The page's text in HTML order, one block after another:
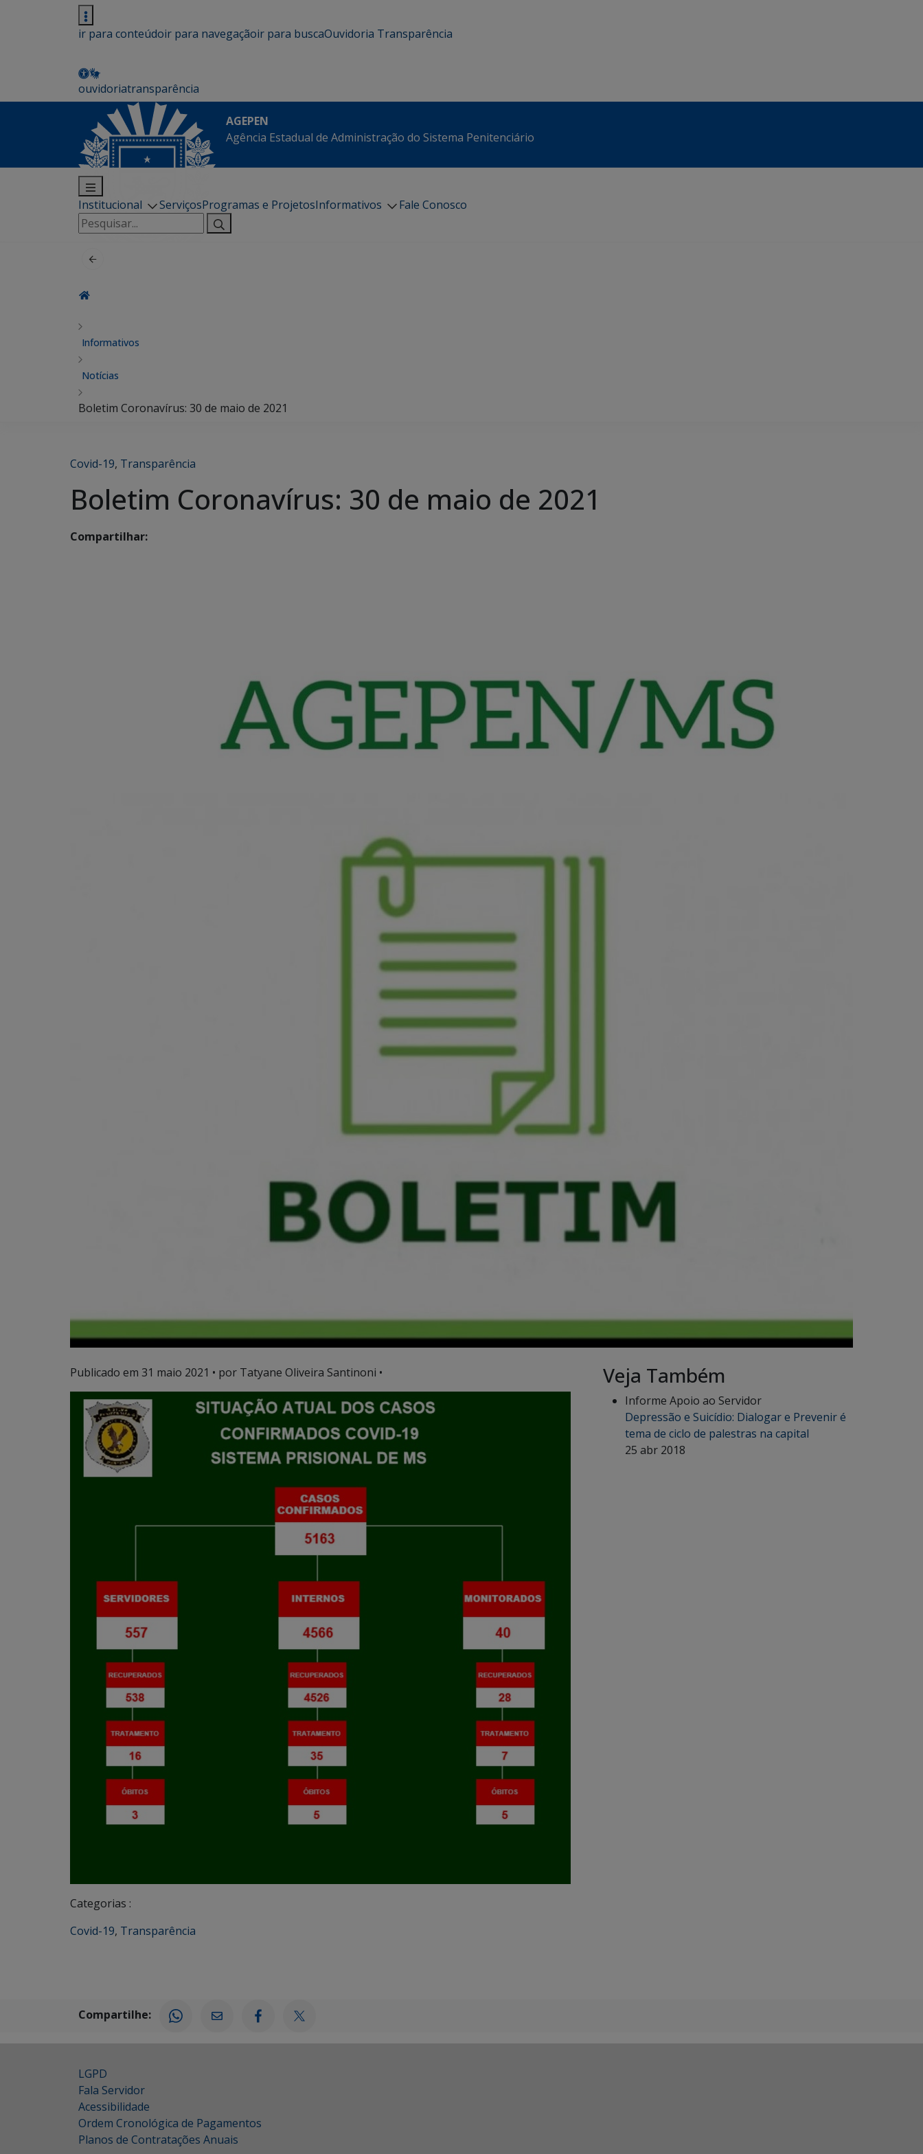
ir para conteúdoir para navegaçãoir para buscaOuvidoria Transparência
ouvidoriatransparência
AGEPEN
Agência Estadual de Administração do Sistema Penitenciário
Institucional ServiçosProgramas e ProjetosInformativos
Fale Conosco
Pesquisar
por:
Informativos
Notícias
Boletim Coronavírus: 30 de maio de 2021
Covid-19, Transparência
Boletim Coronavírus: 30 de maio de 2021
Compartilhar:
Publicado em 31 maio 2021 • por Tatyane Oliveira Santinoni •
Categorias :
Covid-19, Transparência
Veja Também
Informe Apoio ao Servidor
Depressão e Suicídio: Dialogar e Prevenir é
tema de ciclo de palestras na capital
25 abr 2018
Compartilhe:
LGPD
Fala Servidor
Acessibilidade
Ordem Cronológica de Pagamentos
Planos de Contratações Anuais